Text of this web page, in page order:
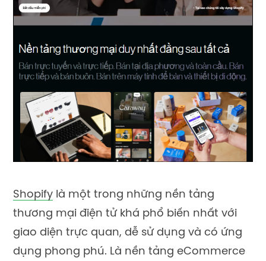
Shopify là một trong những nền tảng
thương mại điện tử khá phổ biến nhất với
giao diện trực quan, dễ sử dụng và có ứng
dụng phong phú. Là nền tảng eCommerce